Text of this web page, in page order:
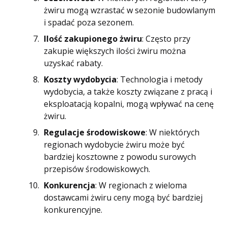
żwiru mogą wzrastać w sezonie budowlanym
i spadać poza sezonem.
Ilość zakupionego żwiru: Często przy
zakupie większych ilości żwiru można
uzyskać rabaty.
Koszty wydobycia: Technologia i metody
wydobycia, a także koszty związane z pracą i
eksploatacją kopalni, mogą wpływać na cenę
żwiru.
Regulacje środowiskowe: W niektórych
regionach wydobycie żwiru może być
bardziej kosztowne z powodu surowych
przepisów środowiskowych.
Konkurencja: W regionach z wieloma
dostawcami żwiru ceny mogą być bardziej
konkurencyjne.